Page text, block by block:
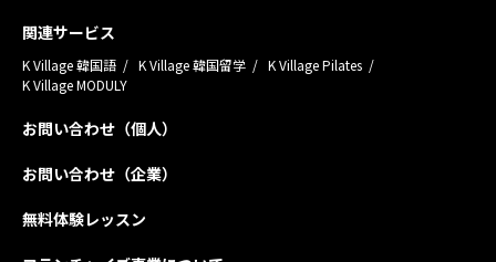
関連サービス
K Village 韓国語 K Village 韓国留学
K Village Pilates
K Village MODULY
お問い合わせ（個人）
お問い合わせ（企業）
無料体験レッスン